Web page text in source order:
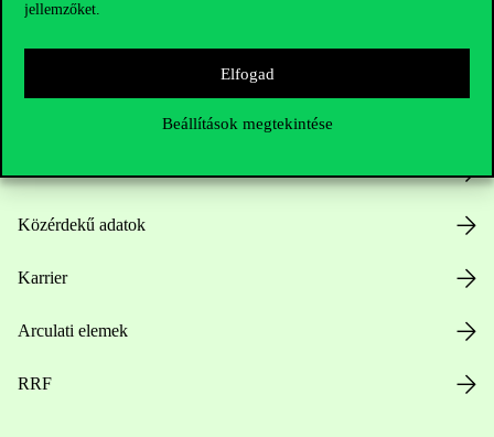
jellemzőket.
Elfogad
Beállítások megtekintése
Hasznos linkek
Házirend
Közérdekű adatok
Karrier
Arculati elemek
RRF